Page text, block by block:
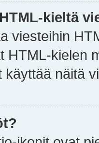
kieltä
viesteihin
HTML-kielen
käyttää näitä